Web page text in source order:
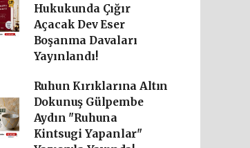
Hukukunda Çığır
Açacak Dev Eser
Boşanma Davaları
Yayınlandı!
Ruhun Kırıklarına Altın
Dokunuş Gülpembe
Aydın "Ruhuna
Kintsugi Yapanlar"